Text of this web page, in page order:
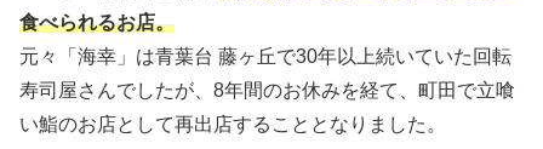
食べられるお店。
元々「海幸」は青葉台 藤ヶ丘で30年以上続いていた回転
寿司屋さんでしたが、8年間のお休みを経て、町田で立喰
い鮨のお店として再出店することとなりました。